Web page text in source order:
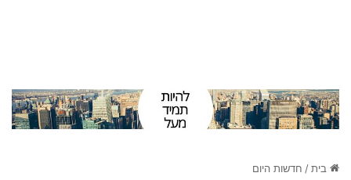
בית/ חדשות היום